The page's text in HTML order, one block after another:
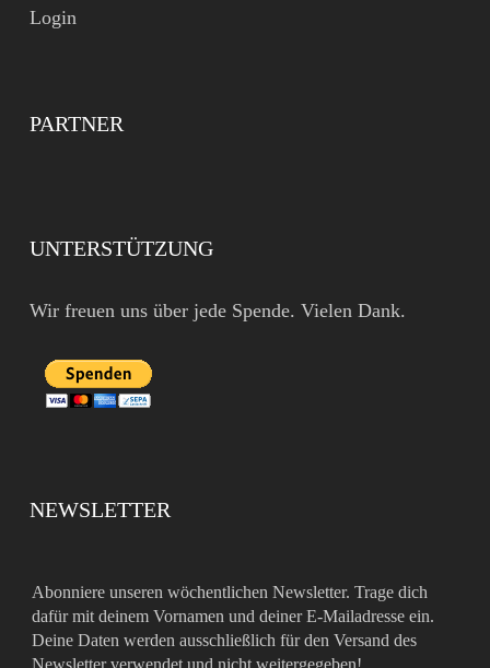
Login
PARTNER
UNTERSTÜTZUNG
Wir freuen uns über jede Spende. Vielen Dank.
NEWSLETTER
Abonniere unseren wöchentlichen Newsletter. Trage dich
dafür mit deinem Vornamen und deiner E-Mailadresse ein.
Deine Daten werden ausschließlich für den Versand des
Newsletter verwendet und nicht weitergegeben!